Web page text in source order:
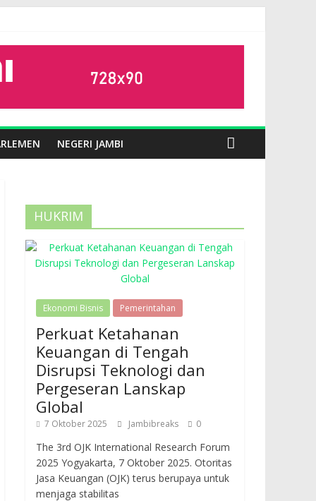
NEGERI JAMBI
HUKRIM
Ekonomi Bisnis Pemerintahan
Perkuat Ketahanan
Keuangan di Tengah
Disrupsi Teknologi dan
Pergeseran Lanskap
Global
7 Oktober 2025 Jambibreaks 0
The 3rd OJK International Research Forum
2025 Yogyakarta, 7 Oktober 2025. Otoritas
Jasa Keuangan (OJK) terus berupaya untuk
menjaga stabilitas